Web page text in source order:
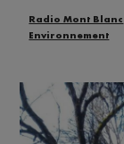
Radio Mont Blanc
Environnement